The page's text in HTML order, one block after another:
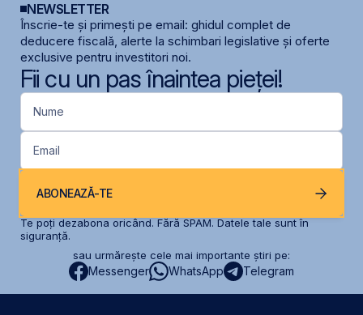
NEWSLETTER
Înscrie-te și primești pe email: ghidul complet de
deducere fiscală, alerte la schimbari legislative și oferte
exclusive pentru investitori noi.
Fii cu un pas înaintea pieței!
Nume
Email
ABONEAZĂ-TE
Te poți dezabona oricând. Fără SPAM. Datele tale sunt în
siguranță.
sau urmărește cele mai importante știri pe:
Messenger WhatsApp Telegram